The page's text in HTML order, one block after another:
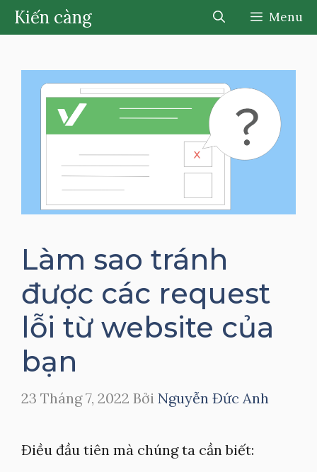
Chuyển
đến
dung
Kiến càng Menu
Làm sao tránh
được các request
lỗi từ website của
bạn
23 Tháng 7, 2022 Bởi Nguyễn Đức Anh
Điều đầu tiên mà chúng ta cần biết: